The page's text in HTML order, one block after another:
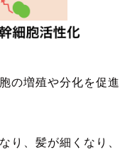
の増殖や分化を促進
り、髪が細くなり、